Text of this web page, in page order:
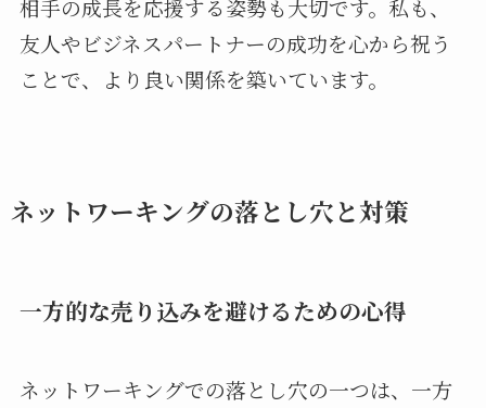
相手の成長を応援する姿勢も大切です。私も、
友人やビジネスパートナーの成功を心から祝う
ことで、より良い関係を築いています。
ネットワーキングの落とし穴と対策
一方的な売り込みを避けるための心得
ネットワーキングでの落とし穴の一つは、一方